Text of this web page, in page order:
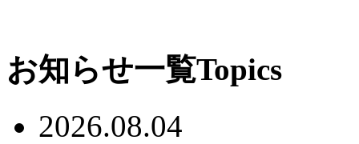
お知らせ一覧Topics
2026.08.04